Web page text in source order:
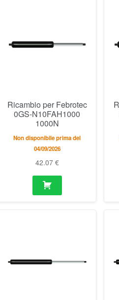
Ricambio per Febrotec
0GS-N10FAH1000
1000N
Non disponibile prima del
04/09/2026
42.07 €